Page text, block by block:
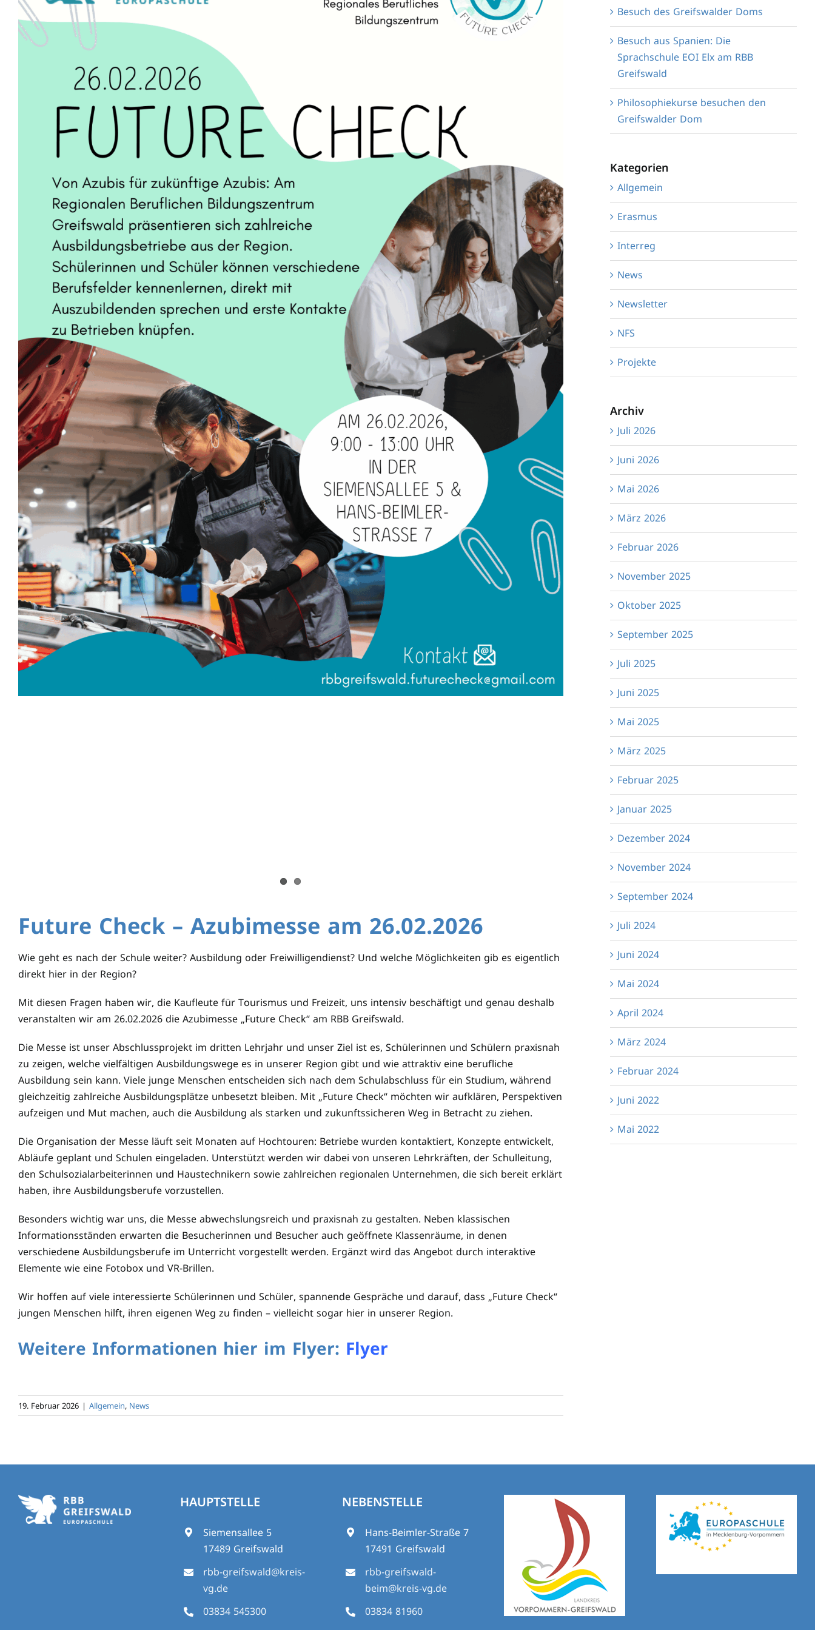
Future Check – Azubimesse am 26.02.2026
Wie geht es nach der Schule weiter? Ausbildung oder Freiwilligendienst? Und welche Möglichkeiten gib es eigentlich
direkt hier in der Region?
Mit diesen Fragen haben wir, die Kaufleute für Tourismus und Freizeit, uns intensiv beschäftigt und genau deshalb
veranstalten wir am 26.02.2026 die Azubimesse „Future Check“ am RBB Greifswald.
Die Messe ist unser Abschlussprojekt im dritten Lehrjahr und unser Ziel ist es, Schülerinnen und Schülern praxisnah
zu zeigen, welche vielfältigen Ausbildungswege es in unserer Region gibt und wie attraktiv eine berufliche
Ausbildung sein kann. Viele junge Menschen entscheiden sich nach dem Schulabschluss für ein Studium, während
gleichzeitig zahlreiche Ausbildungsplätze unbesetzt bleiben. Mit „Future Check“ möchten wir aufklären, Perspektiven
aufzeigen und Mut machen, auch die Ausbildung als starken und zukunftssicheren Weg in Betracht zu ziehen.
Die Organisation der Messe läuft seit Monaten auf Hochtouren: Betriebe wurden kontaktiert, Konzepte entwickelt,
Abläufe geplant und Schulen eingeladen. Unterstützt werden wir dabei von unseren Lehrkräften, der Schulleitung,
den Schulsozialarbeiterinnen und Haustechnikern sowie zahlreichen regionalen Unternehmen, die sich bereit erklärt
haben, ihre Ausbildungsberufe vorzustellen.
Besonders wichtig war uns, die Messe abwechslungsreich und praxisnah zu gestalten. Neben klassischen
Informationsständen erwarten die Besucherinnen und Besucher auch geöffnete Klassenräume, in denen
verschiedene Ausbildungsberufe im Unterricht vorgestellt werden. Ergänzt wird das Angebot durch interaktive
Elemente wie eine Fotobox und VR-Brillen.
Wir hoffen auf viele interessierte Schülerinnen und Schüler, spannende Gespräche und darauf, dass „Future Check“
jungen Menschen hilft, ihren eigenen Weg zu finden – vielleicht sogar hier in unserer Region.
Weitere Informationen hier im Flyer: Flyer
19. Februar 2026 | Allgemein, News
Besuch des Greifswalder Doms
Besuch aus Spanien: Die
Sprachschule EOI Elx am RBB
Greifswald
Philosophiekurse besuchen den
Greifswalder Dom
Kategorien
Allgemein
Erasmus
Interreg
News
Newsletter
NFS
Projekte
Archiv
Juli 2026
Juni 2026
Mai 2026
März 2026
Februar 2026
November 2025
Oktober 2025
September 2025
Juli 2025
Juni 2025
Mai 2025
März 2025
Februar 2025
Januar 2025
Dezember 2024
November 2024
September 2024
Juli 2024
Juni 2024
Mai 2024
April 2024
März 2024
Februar 2024
Juni 2022
Mai 2022
HAUPTSTELLE
Siemensallee 5
17489 Greifswald
rbb-greifswald@kreis-
vg.de
03834 545300
NEBENSTELLE
Hans-Beimler-Straße 7
17491 Greifswald
rbb-greifswald-
beim@kreis-vg.de
03834 81960